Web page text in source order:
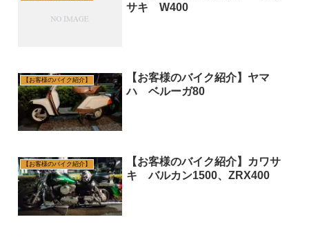
サキ W400
【お客様のバイク紹介】
【お客様のバイク紹介】ヤマ
ハ ベルーガ80
【お客様のバイク紹介】
【お客様のバイク紹介】カワサ
キ バルカン1500、ZRX400